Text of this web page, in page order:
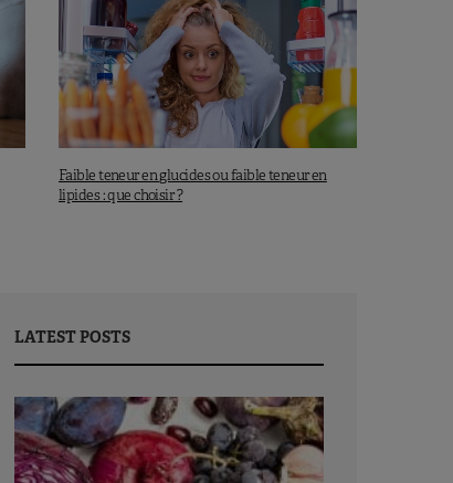
Faible teneur en glucides ou faible teneur en
lipides : que choisir ?
LATEST POSTS